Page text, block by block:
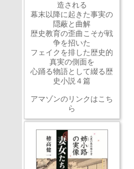
造される
幕末以降に起きた事実の
隠蔽と曲解
歴史教育の歪曲こそが戦
争を招いた
フェイクを排した歴史的
真実の側面を
心踊る物語として綴る歴
史小説４篇
アマゾンのリンクはこち
ら